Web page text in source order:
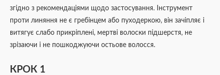
згідно з рекомендаціями щодо застосування. Інструмент
проти линяння не є гребінцем або пуходеркою, він зачіпляє і
витягує слабо прикріплені, мертві волоски підшерстя, не
зрізаючи і не пошкоджуючи остьове волосся.
КРОК 1